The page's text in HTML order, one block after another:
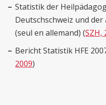
Statistik der
Deutschschweiz und
(seul en allemand) (SZH,
Bericht Statistik HFE
2009)